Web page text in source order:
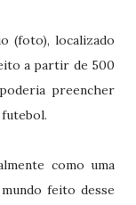
(foto), localizado
a partir de 500
preencher
como uma
feito desse